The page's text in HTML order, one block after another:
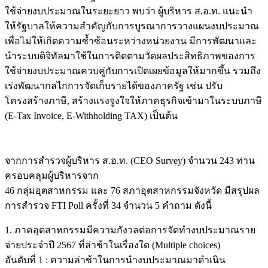
ใช้จ่ายงบประมาณในระยะยาว พบว่า ผู้บริหาร ส.อ.ท. แนะนำ
ให้รัฐบาลให้ความสำคัญกับการบูรณาการวางแผนงบประมาณ
เพื่อไม่ให้เกิดความซ้ำซ้อนระหว่างหน่วยงาน มีการพัฒนาและ
นำระบบดิจิทัลมาใช้ในการติดตามวัดผลประสิทธิภาพของการ
ใช้จ่ายงบประมาณควบคู่กับการเปิดเผยข้อมูลให้มากขึ้น รวมถึง
เร่งพัฒนากลไกการจัดเก็บรายได้ของภาครัฐ เช่น ปรับ
โครงสร้างภาษี, สร้างแรงจูงใจให้ภาคธุรกิจเข้ามาในระบบภาษี
(E-Tax Invoice, E-Withholding TAX) เป็นต้น
จากการสำรวจผู้บริหาร ส.อ.ท. (CEO Survey) จำนวน 243 ท่าน
ครอบคลุมผู้บริหารจาก
46 กลุ่มอุตสาหกรรม และ 76 สภาอุตสาหกรรมจังหวัด มีสรุปผล
การสำรวจ FTI Poll ครั้งที่ 34 จำนวน 5 คำถาม ดังนี้
1. ภาคอุตสาหกรรมมีความกังวลต่อการจัดทำงบประมาณราย
จ่ายประจำปี 2567 ที่ล่าช้าในเรื่องใด (Multiple choices)
อันดับที่ 1 : ความล่าช้าในการนำงบประมาณมาดำเนิน